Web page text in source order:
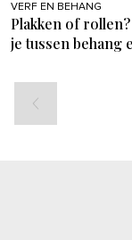
VERF EN BEHANG
Plakken of
je tussen behang